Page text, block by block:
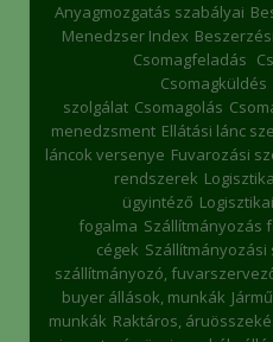
Anyagmozgatás szabályai
Menedzser Index
Csomagfeladás
Csomagküldés
szolgálat Csomagolás
menedzsment Ellátási lánc
láncok versenye Fuvarozási
rendszerek
ügyintéző
fogalma Szállítmányozás
cégek Szállítmányozási
szállítmányozó,
buyer állások, munkák
munkák Raktáros,